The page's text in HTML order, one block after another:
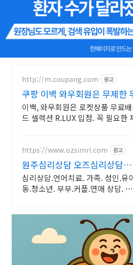
http://m.coupang.com 광고
쿠팡 이백 와우회원은 무제한
이백, 와우회원은 로켓상품 무료
드 셀렉션 R.LUX 입점. 꼭 필요한
https://www.ozsimri.com 광고
원주심리상담 오즈심리상담센
터 원주심리상담
심리상담.언어치료. 가족. 성인.유
동.청소년. 부부.커플.연애 상담. 비